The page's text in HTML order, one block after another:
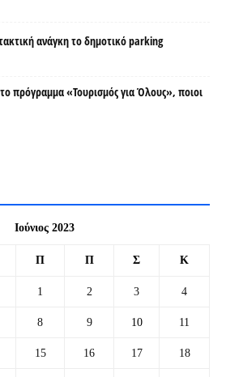
ανάγκη το δημοτικό parking
πρόγραμμα «Τουρισμός για Όλους», ποιοι
Ιούνιος 2023
Π Π Σ Κ
1 2 3 4
8 9 10 11
15 16 17 18